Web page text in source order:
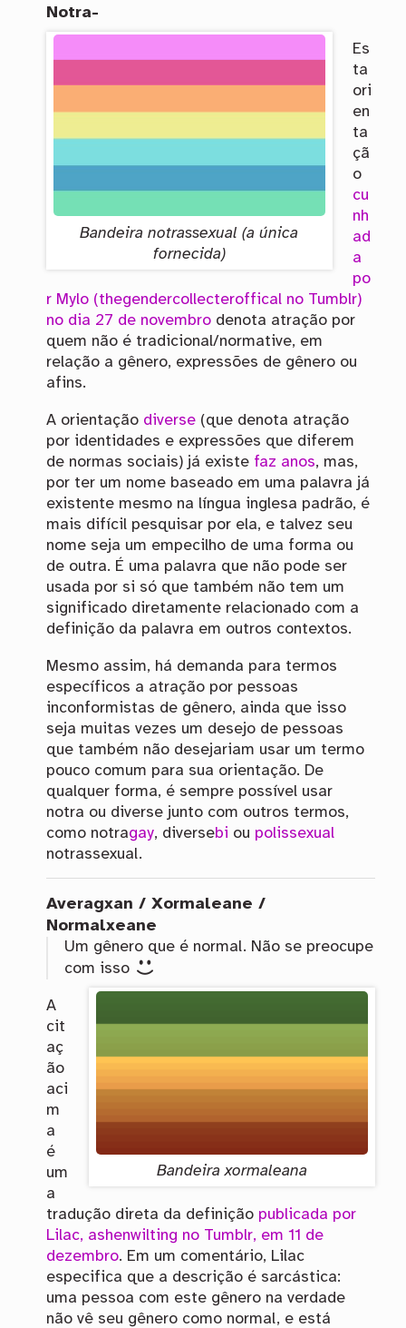
Notra-
Bandeira notrassexual (a única
fornecida)
Es
ta
ori
en
ta
çã
o
cu
nh
ad
a
po
r Mylo (thegendercollecteroffical no Tumblr)
no dia 27 de novembrodenota atração por
quem não é tradicional/normative, em
relação a gênero, expressões de gênero ou
afins.
A orientação diverse(que denota atração
por identidades e expressões que diferem
de normas sociais) já existe faz anos, mas,
por ter um nome baseado em uma palavra já
existente mesmo na língua inglesa padrão, é
mais difícil pesquisar por ela, e talvez seu
nome seja um empecilho de uma forma ou
de outra. É uma palavra que não pode ser
usada por si só que também não tem um
significado diretamente relacionado com a
definição da palavra em outros contextos.
Mesmo assim, há demanda para termos
específicos a atração por pessoas
inconformistas de gênero, ainda que isso
seja muitas vezes um desejo de pessoas
que também não desejariam usar um termo
pouco comum para sua orientação. De
qualquer forma, é sempre possível usar
notra ou diverse junto com outros termos,
como notragay, diversebi ou polissexual
notrassexual.
Averagxan / Xormaleane /
Normalxeane
Um gênero que é normal. Não se preocupe
com isso
Bandeira xormaleana
A
cit
aç
ão
aci
m
a
é
um
a
tradução direta da definição publicada por
Lilac, ashenwilting no Tumblr, em 11 de
dezembro. Em um comentário, Lilac
especifica que a descrição é sarcástica:
uma pessoa com este gênero na verdade
não vê seu gênero como normal, e está